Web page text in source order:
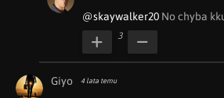
@skaywalker20 No chyba
3
Giyo 4 lata temu